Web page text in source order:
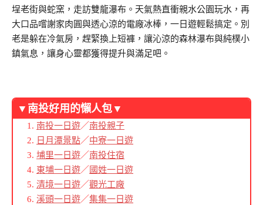
埕老街與蛇窯，走訪雙龍瀑布。天氣熱直衝親水公園玩水，再
大口品嚐謝家肉圓與透心涼的電廠冰棒，一日遊輕鬆搞定。別
老是躲在冷氣房，趕緊換上短褲，讓沁涼的森林瀑布與純樸小
鎮氣息，讓身心靈都獲得提升與滿足吧。
▼南投好用的懶人包▼
南投一日遊／南投親子
日月潭景點／中寮一日遊
埔里一日遊／南投住宿
東埔一日遊／ 國姓一日遊
清境一日遊／觀光工廠
溪頭一日遊／集集一日遊